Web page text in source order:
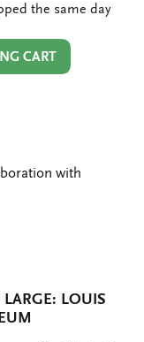
the same day
CART
with
LOUIS